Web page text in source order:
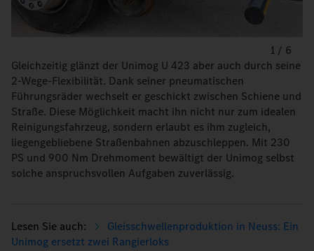
1 / 6
Gleichzeitig glänzt der Unimog U 423 aber auch durch seine
2-Wege-Flexibilität. Dank seiner pneumatischen
Führungsräder wechselt er geschickt zwischen Schiene und
Straße. Diese Möglichkeit macht ihn nicht nur zum idealen
Reinigungsfahrzeug, sondern erlaubt es ihm zugleich,
liegengebliebene Straßenbahnen abzuschleppen. Mit 230
PS und 900 Nm Drehmoment bewältigt der Unimog selbst
solche anspruchsvollen Aufgaben zuverlässig.
Gleisschwellenproduktion in Neuss: Ein
Unimog ersetzt zwei Rangierloks